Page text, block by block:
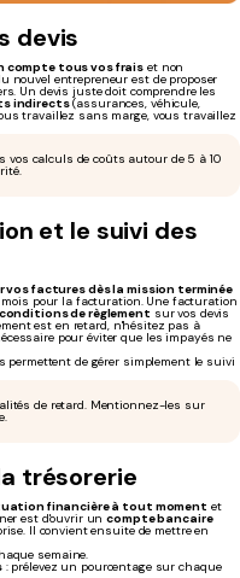
devis
compte tous vos frais et non
nouvel entrepreneur est de proposer
Un devis juste doit comprendre les
indirects(assurances, véhicule,
travaillez sans marge, vous travaillez
vos calculs de coûts autour de 5 à 10
et le suivi des
vos factures dès la mission terminée
pour la facturation. Une facturation
conditions de règlement sur vos devis
est en retard, n'hésitez pas à
pour éviter que les impayés ne
permettent de gérer simplement le suivi
de retard. Mentionnez-les sur
trésorerie
financière à tout moment et
est d'ouvrir uncompte bancaire
Il convient ensuite de mettre en
semaine.
: prélevez un pourcentage sur chaque